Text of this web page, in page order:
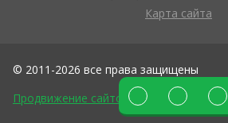
Карта сайта
© 2011-2026 все права защищены
Продвижение сайтов DIUS